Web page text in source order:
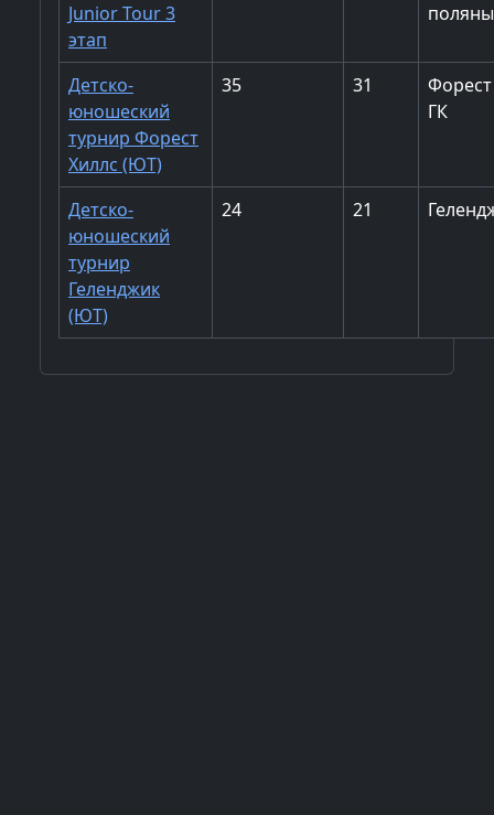
Junior Tour 3
этап
Детско-
юношеский
турнир Форест
Хиллс (ЮТ)
35 31
ГК
Детско-
юношеский
турнир
Геленджик
(ЮТ)
24 21